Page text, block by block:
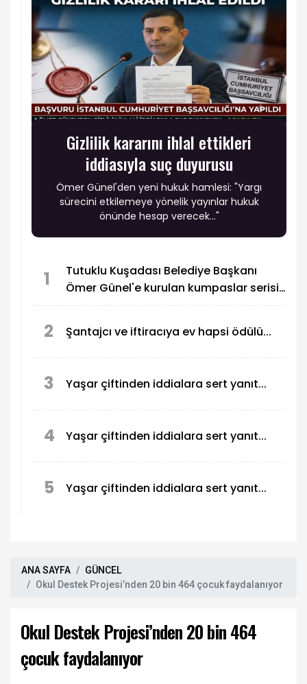
Gizlilik kararını ihlal ettikleri
iddiasıyla suç duyurusu
Ömer Günel'den yeni hukuk hamlesi: "Yargı
sürecini etkilemeye yönelik yayınlar hukuk
önünde hesap verecek..."
1
Tutuklu Kuşadası Belediye Başkanı
Ömer Günel'e kurulan kumpaslar serisi
2 Şantajcı ve iftiracıya ev hapsi ödülü...
3 Yaşar çiftinden iddialara sert yanıt...
4 Yaşar çiftinden iddialara sert yanıt...
5 Yaşar çiftinden iddialara sert yanıt...
ANA SAYFA
GÜNCEL
Okul Destek Projesi’nden 20 bin 464 çocuk faydalanıyor
Okul Destek Projesi’nden 20 bin 464
çocuk faydalanıyor